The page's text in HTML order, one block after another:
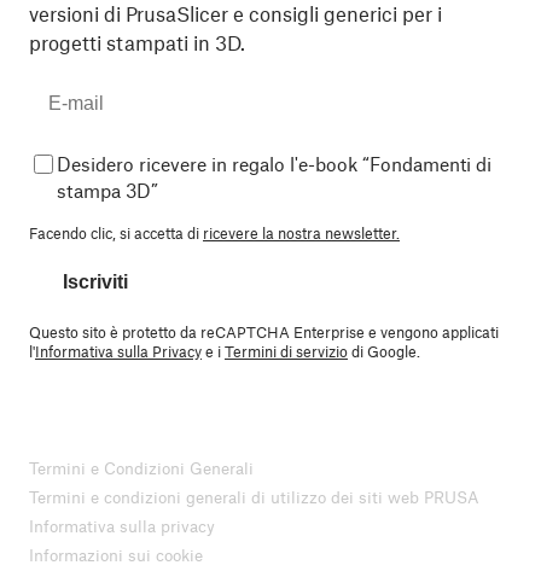
versioni di PrusaSlicer e consigli generici per i
progetti stampati in 3D.
Desidero ricevere in regalo l'e-book “Fondamenti di
stampa 3D”
Facendo clic, si accetta di ricevere la nostra newsletter.
Iscriviti
Questo sito è protetto da reCAPTCHA Enterprise e vengono applicati
l'Informativa sulla Privacye iTermini di serviziodi Google.
Termini e Condizioni Generali
Termini e condizioni generali di utilizzo dei siti web PRUSA
Informativa sulla privacy
Informazioni sui cookie